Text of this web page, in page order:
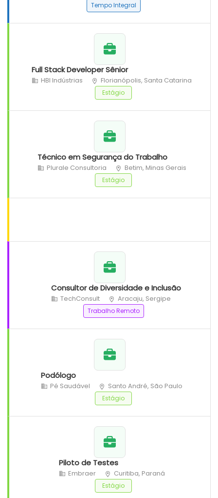
Tempo Integral
Full Stack Developer Sênior
HBI Indústrias Florianópolis, Santa Catarina
Estágio
Técnico em Segurança do Trabalho
Plurale Consultoria Betim, Minas Gerais
Estágio
Consultor de Diversidade e Inclusão
TechConsult Aracaju, Sergipe
Trabalho Remoto
Podólogo
Pé Saudável Santo André, São Paulo
Estágio
Piloto de Testes
Embraer Curitiba, Paraná
Estágio